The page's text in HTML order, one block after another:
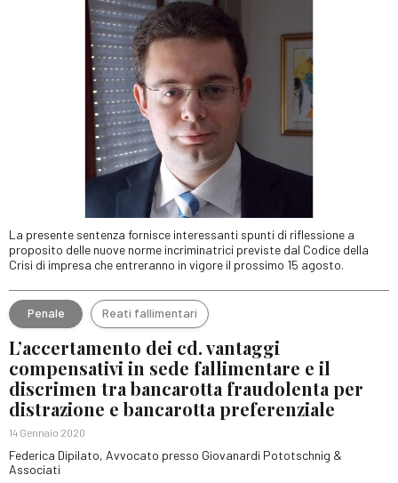
La presente sentenza fornisce interessanti spunti di riflessione a
proposito delle nuove norme incriminatrici previste dal Codice della
Crisi di impresa che entreranno in vigore il prossimo 15 agosto.
Penale Reati fallimentari
L’accertamento dei cd. vantaggi
compensativi in sede fallimentare e il
discrimen tra bancarotta fraudolenta per
distrazione e bancarotta preferenziale
14 Gennaio 2020
Federica Dipilato, Avvocato presso Giovanardi Pototschnig &
Associati